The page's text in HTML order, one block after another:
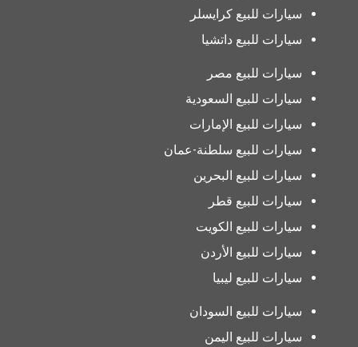
سيارات للبيع كرايسلر
سيارات للبيع داتشيا
سيارات للبيع مصر
سيارات للبيع السعودية
سيارات للبيع الإمارات
سيارات للبيع سلطنة-عمان
سيارات للبيع البحرين
سيارات للبيع قطر
سيارات للبيع الكويت
سيارات للبيع الأردن
سيارات للبيع ليبيا
سيارات للبيع السودان
سيارات للبيع اليمن